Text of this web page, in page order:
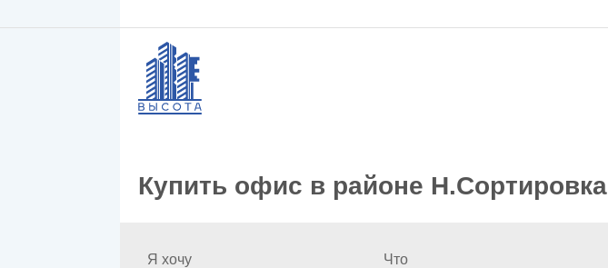
Купить офис в районе Н.Сортировка
Я хочу Что